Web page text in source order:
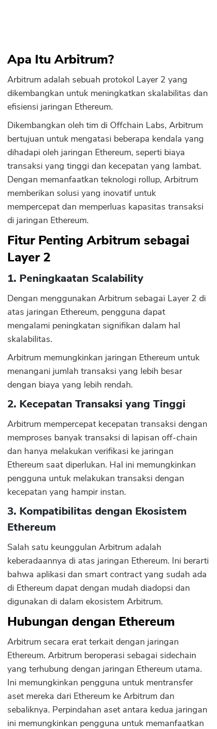
Apa Itu Arbitrum?
Arbitrum adalah sebuah protokol Layer 2 yang
dikembangkan untuk meningkatkan skalabilitas dan
efisiensi jaringan Ethereum.
Dikembangkan oleh tim di Offchain Labs, Arbitrum
bertujuan untuk mengatasi beberapa kendala yang
dihadapi oleh jaringan Ethereum, seperti biaya
transaksi yang tinggi dan kecepatan yang lambat.
Dengan memanfaatkan teknologi rollup, Arbitrum
memberikan solusi yang inovatif untuk
mempercepat dan memperluas kapasitas transaksi
di jaringan Ethereum.
Fitur Penting Arbitrum sebagai
Layer 2
1. Peningkaatan Scalability
Dengan menggunakan Arbitrum sebagai Layer 2 di
atas jaringan Ethereum, pengguna dapat
mengalami peningkatan signifikan dalam hal
skalabilitas.
Arbitrum memungkinkan jaringan Ethereum untuk
menangani jumlah transaksi yang lebih besar
dengan biaya yang lebih rendah.
2. Kecepatan Transaksi yang Tinggi
Arbitrum mempercepat kecepatan transaksi dengan
memproses banyak transaksi di lapisan off-chain
dan hanya melakukan verifikasi ke jaringan
Ethereum saat diperlukan. Hal ini memungkinkan
pengguna untuk melakukan transaksi dengan
kecepatan yang hampir instan.
3. Kompatibilitas dengan Ekosistem
Ethereum
Salah satu keunggulan Arbitrum adalah
keberadaannya di atas jaringan Ethereum. Ini berarti
bahwa aplikasi dan smart contract yang sudah ada
di Ethereum dapat dengan mudah diadopsi dan
digunakan di dalam ekosistem Arbitrum.
Hubungan dengan Ethereum
Arbitrum secara erat terkait dengan jaringan
Ethereum. Arbitrum beroperasi sebagai sidechain
yang terhubung dengan jaringan Ethereum utama.
Ini memungkinkan pengguna untuk mentransfer
aset mereka dari Ethereum ke Arbitrum dan
sebaliknya. Perpindahan aset antara kedua jaringan
ini memungkinkan pengguna untuk memanfaatkan